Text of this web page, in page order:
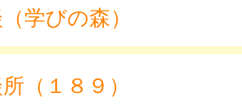
学びの森）
（１８９）